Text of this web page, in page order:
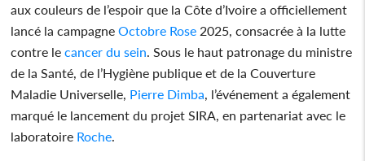
aux couleurs de l’espoir que la Côte d’Ivoire a officiellement
lancé la campagneOctobre Rose 2025, consacrée à la lutte
contre le cancer du sein . Sous le haut patronage du ministre
de la Santé, de l’Hygiène publique et de la Couverture
Maladie Universelle, Pierre Dimba , l’événement a également
marqué le lancement du projet SIRA, en partenariat avec le
laboratoire Roche